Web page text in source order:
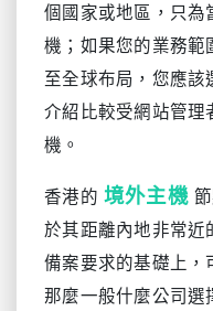
個國家或地區，只為
機；如果您的業務範
至全球布局，您應該
介紹比較受網站管
機。
香港的 境外主機
於其距離內地非常近
備案要求的基礎上，
那麼一般什麼公司選